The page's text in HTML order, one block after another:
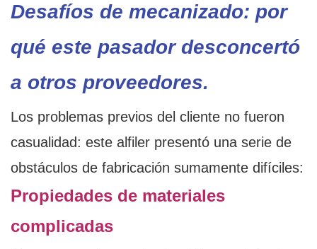
Desafíos de mecanizado: por
qué este pasador desconcertó
a otros proveedores.
Los problemas previos del cliente no fueron
casualidad: este alfiler presentó una serie de
obstáculos de fabricación sumamente difíciles:
Propiedades de materiales
complicadas